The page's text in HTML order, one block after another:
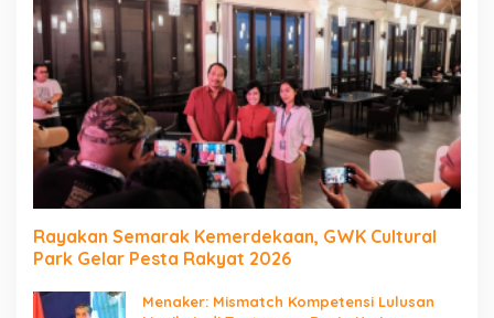
Rayakan Semarak Kemerdekaan, GWK Cultural
Park Gelar Pesta Rakyat 2026
Menaker: Mismatch Kompetensi Lulusan